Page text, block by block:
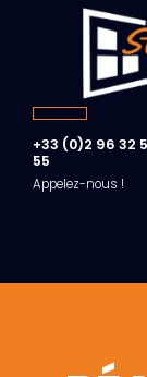
+33 (0)2 96 32
55
Appelez-nous !